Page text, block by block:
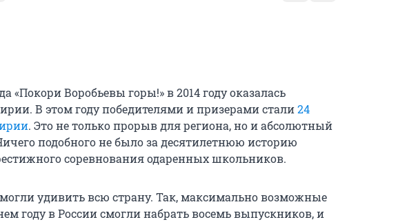
«Покори Воробьевы горы!» в 2014 году оказалась
В этом году победителями и призерами стали24
. Это не только прорыв для региона, но и абсолютный
подобного не было за десятилетнюю историю
соревнования одаренных школьников.
удивить всю страну. Так, максимально возможные
году в России смогли набрать восемь выпускников, и